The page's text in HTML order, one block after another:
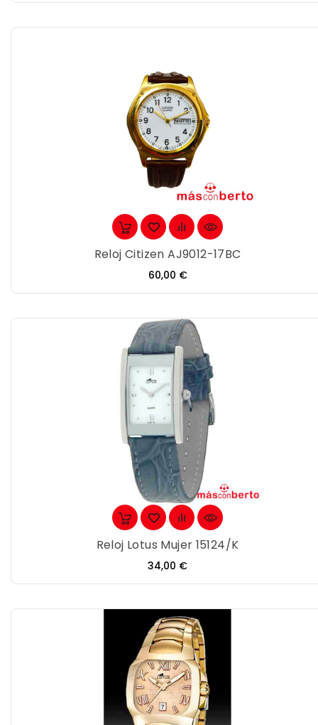
Reloj Citizen AJ9012-17BC
Precio
60,00 €
Reloj Lotus Mujer 15124/K
Precio
34,00 €